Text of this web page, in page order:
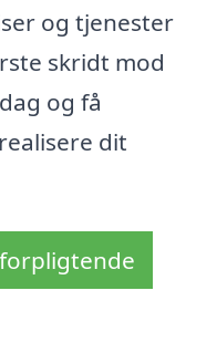
og tjenester
skridt mod
og få
dit